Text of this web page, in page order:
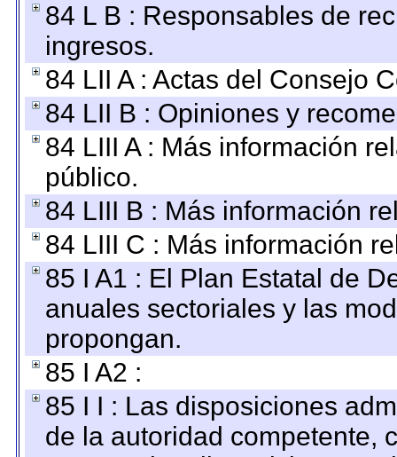
84 L B : Responsables de
ingresos.
84 LII A : Actas del Consejo
84 LII B : Opiniones y
84 LIII A : Más información
público.
84 LIII B : Más información
84 LIII C : Más información
85 I A1 : El Plan Estatal de
anuales sectoriales y las
propongan.
85 I A2 :
85 I I : Las disposiciones
de la autoridad competente,